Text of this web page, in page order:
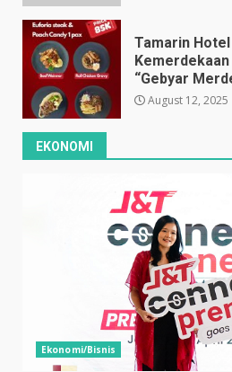
Tamarin
“Gebyar
August 12, 2025
EKONOMI
Ekonomi/Bisnis